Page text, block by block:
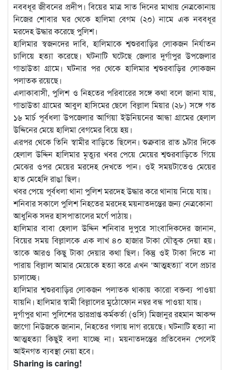
নববধূর জীবনের প্রদীপ। বিয়ের মাত্র সাত দিনের মাথায় নেত্রকোনায়
নিজের শোবার ঘর থেকে হালিমা বেগম (২০) নামে এক নববধূর
মরদেহ উদ্ধার করেছে পুলিশ।
হালিমার স্বজনদের দাবি, হালিমাকে শ্বশুরবাড়ির লোকজন নির্যাতন
চালিয়ে হত্যা করেছে। ঘটনাটি ঘটেছে জেলার দুর্গাপুর উপজেলার
গাভাউতা গ্রামে। ঘটনার পর থেকে হালিমার শ্বশুরবাড়ির লোকজন
পলাতক রয়েছে।
এলাকাবাসী, পুলিশ ও নিহতের পরিবারের সঙ্গে কথা বলে জানা যায়,
গাভাউতা গ্রামের আবুল হাসিমের ছেলে বিল্লাল মিয়ার (২৮) সঙ্গে গত
১৬ মার্চ পূর্বধলা উপজেলার আগিয়া ইউনিয়নের আন্ধা গ্রামের হেলাল
উদ্দিনের মেয়ে হালিমা বেগমের বিয়ে হয়।
এরপর থেকে তিনি স্বামীর বাড়িতে ছিলেন। শুক্রবার রাত ৯টার দিকে
হেলাল উদ্দিন হালিমার মৃত্যুর খবর পেয়ে মেয়ের শ্বশুরবাড়িতে গিয়ে
মেঝের ওপর মেয়ের মরদেহ দেখতে পান। ওই সময়টাতেও মেয়ের
হাত মেহেদি রাঙা ছিল।
খবর পেয়ে পূর্বধলা থানা পুলিশ মরদেহ উদ্ধার করে থানায় নিয়ে যায়।
শনিবার সকালে পুলিশ নিহতের মরদেহ ময়নাতদন্তের জন্য নেত্রকোনা
আধুনিক সদর হাসপাতালের মর্গে পাঠায়।
হালিমার বাবা হেলাল উদ্দিন শনিবার দুপুরে সাংবাদিকদের জানান,
বিয়ের সময় বিল্লালকে এক লাখ ৪০ হাজার টাকা যৌতুক দেয়া হয়।
তাকে আরও কিছু টাকা দেয়ার কথা ছিল। কিন্তু ওই টাকা দিতে না
পারায় বিল্লাল আমার মেয়েকে হত্যা করে এখন ‘আত্মহত্যা’ বলে প্রচার
চালাচ্ছে।
হালিমার শ্বশুরবাড়ির লোকজন পলাতক থাকায় কারো বক্তব্য পাওয়া
যায়নি। হালিমার স্বামী বিল্লালের মুঠোফোন নম্বর বন্ধ পাওয়া যায়।
দুর্গাপুর থানা পুলিশের ভারপ্রাপ্ত কর্মকর্তা (ওসি) মিজানুর রহমান আকন্দ
জাগো নিউজকে জানান, নিহতের গলায় দাগ রয়েছে। ঘটনাটি হত্যা না
আত্মহত্যা কিছুই বলা যাচ্ছে না। ময়নাতদন্তের প্রতিবেদন পেলেই
আইনগত ব্যবস্থা নেয়া হবে।
Sharing is caring!